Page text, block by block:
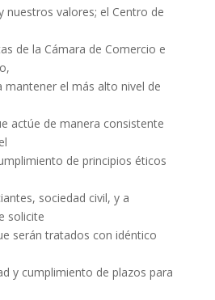
nuestros valores; el Centro de
de la Cámara de Comercio e
el más alto nivel de
actúe de manera consistente
de principios éticos
sociedad civil, y a
solicite
serán tratados con idéntico
y cumplimiento de plazos para